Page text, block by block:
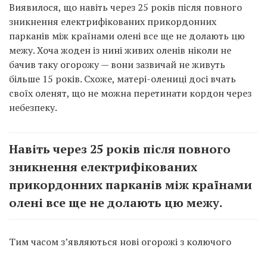
Виявилося, що навіть через 25 років після повного
зникнення електрифікованих прикордонних
парканів між країнами олені все ще не долають цю
межу. Хоча жоден із нині живих оленів ніколи не
бачив таку огорожу — вони зазвичай не живуть
більше 15 років. Схоже, матері-олениці досі вчать
своїх оленят, що не можна перетинати кордон через
небезпеку.
Навіть через 25 років після повного
зникнення електрифікованих
прикордонних парканів між країнами
олені все ще не долають цю межу.
Тим часом з’являються нові огорожі з колючого